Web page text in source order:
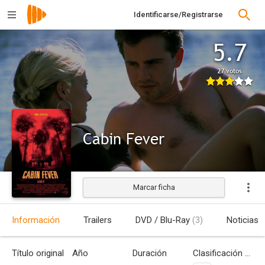
Identificarse/Registrarse
5.7
27 votos
Cabin Fever
Estrenada
Marcar ficha
Información Trailers DVD / Blu-Ray (3) Noticias
Título original Año Duración Clasificación por edades